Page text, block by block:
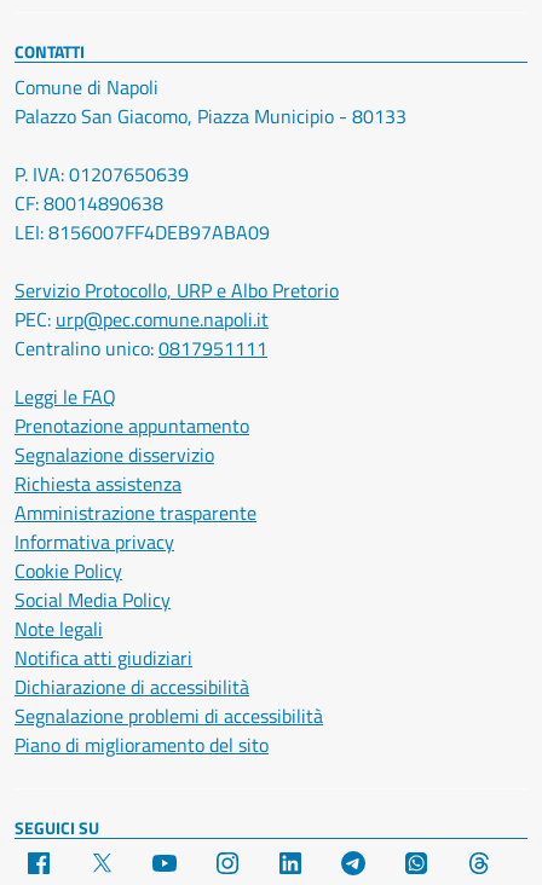
CONTATTI
Comune di Napoli
Palazzo San Giacomo, Piazza Municipio - 80133
P. IVA: 01207650639
CF: 80014890638
LEI: 8156007FF4DEB97ABA09
Servizio Protocollo, URP e Albo Pretorio
PEC: urp@pec.comune.napoli.it
Centralino unico:0817951111
Leggi le FAQ
Prenotazione appuntamento
Segnalazione disservizio
Richiesta assistenza
Amministrazione trasparente
Informativa privacy
Cookie Policy
Social Media Policy
Note legali
Notifica atti giudiziari
Dichiarazione di accessibilità
Segnalazione problemi di accessibilità
Piano di miglioramento del sito
SEGUICI SU
Facebook YouTube Instagram LinkedIn Telegram WhatsApp